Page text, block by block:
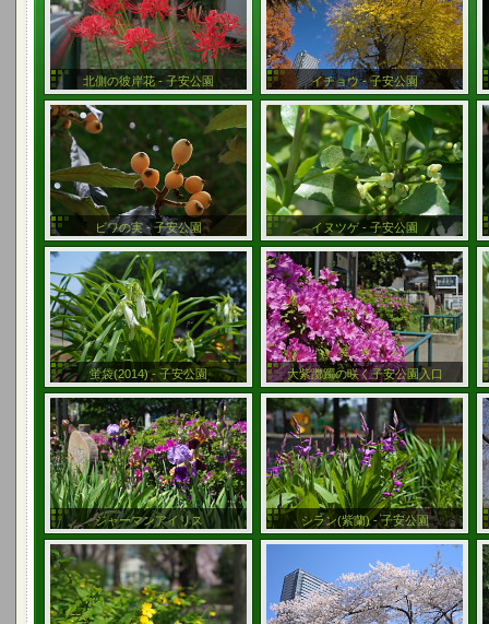
北側の彼岸花 - 子安公園 イチョウ - 子安公園
ビワの実 - 子安公園 イヌツゲ - 子安公園
蛍袋(2014) - 子安公園 大紫躑躅の咲く子安公園入口
ジャーマンアイリス シラン(紫蘭) - 子安公園